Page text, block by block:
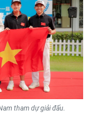
tham dự giải đấu.